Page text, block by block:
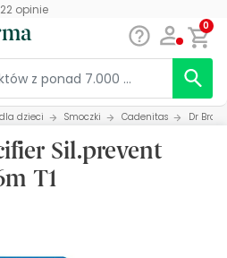
opinie
0
dzieci Smoczki Cadenitas Dr
Sil.prevent
T1